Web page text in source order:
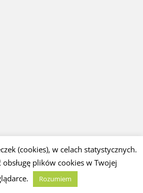
(cookies), w celach statystycznych.
obsługę plików cookies w Twojej
Rozumiem